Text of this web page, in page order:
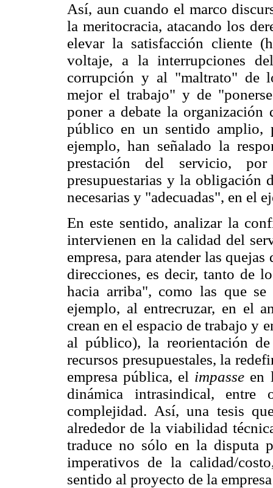
Así, aun cuando el marco
la meritocracia, atacando los
elevar la satisfacción cliente
voltaje, a la interrupciones
corrupción y al "maltrato" de
mejor el trabajo" y de
poner a debate la
público en un sentido amplio,
ejemplo, han señalado la
prestación del servicio,
presupuestarias y la obligación
necesarias y "adecuadas", en el
En este sentido, analizar la
intervienen en la calidad del
empresa, para atender las
direcciones, es decir, tanto de
hacia arriba", como las que
ejemplo, al entrecruzar, en el
crean en el espacio de trabajo y
al público), la reorientación
recursos presupuestales, la
empresa pública, el impasse en
dinámica intrasindical,
complejidad. Así, una tesis
alrededor de la viabilidad
traduce no sólo en la disputa
imperativos de la calidad/
sentido al proyecto de la